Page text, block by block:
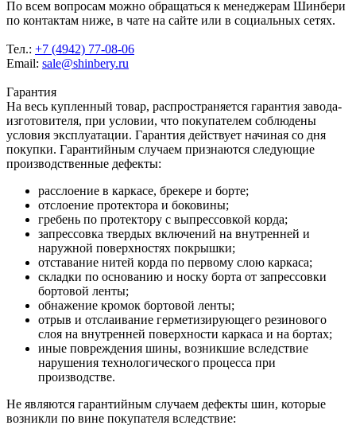
По всем вопросам можно обращаться к менеджерам Шинбери
по контактам ниже, в чате на сайте или в социальных сетях.
Тел.: +7 (4942) 77-08-06
Email: sale@shinbery.ru
Гарантия
На весь купленный товар, распространяется гарантия завода-
изготовителя, при условии, что покупателем соблюдены
условия эксплуатации. Гарантия действует начиная со дня
покупки. Гарантийным случаем признаются следующие
производственные дефекты:
расслоение в каркасе, брекере и борте;
отслоение протектора и боковины;
гребень по протектору с выпрессовкой корда;
запрессовка твердых включений на внутренней и
наружной поверхностях покрышки;
отставание нитей корда по первому слою каркаса;
складки по основанию и носку борта от запрессовки
бортовой ленты;
обнажение кромок бортовой ленты;
отрыв и отслаивание герметизирующего резинового
слоя на внутренней поверхности каркаса и на бортах;
иные повреждения шины, возникшие вследствие
нарушения технологического процесса при
производстве.
Не являются гарантийным случаем дефекты шин, которые
возникли по вине покупателя вследствие: